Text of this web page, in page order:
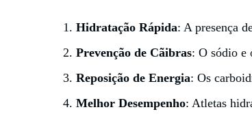
Hidratação Rápida: A presença
Prevenção de Cãibras: O sódio e
Reposição de Energia: Os
Melhor Desempenho: Atletas